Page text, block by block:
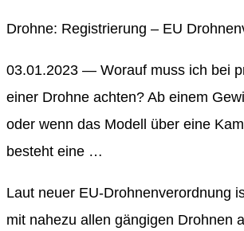
Drohne: Registrierung – EU
03.01.2023 — Worauf muss ich bei
einer Drohne achten? Ab einem
oder wenn das Modell über eine
besteht eine …
Laut neuer EU-Drohnenverordnung
mit nahezu allen gängigen Drohnen